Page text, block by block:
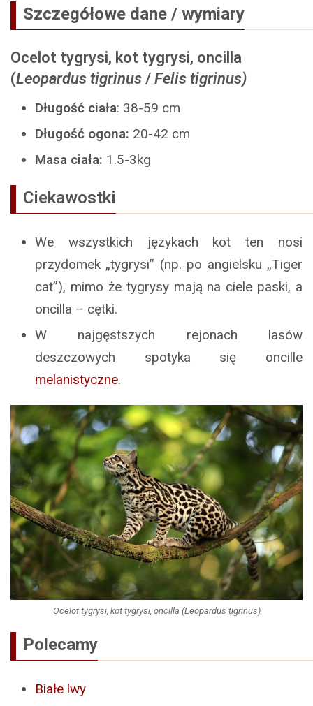
Szczegółowe dane / wymiary
Ocelot tygrysi, kot tygrysi, oncilla
(Leopardus tigrinus / Felis tigrinus)
Długość ciała: 38-59 cm
Długość ogona: 20-42 cm
Masa ciała: 1.5-3kg
Ciekawostki
We wszystkich językach kot ten nosi
przydomek „tygrysi” (np. po angielsku „Tiger
cat”), mimo że tygrysy mają na ciele paski, a
oncilla – cętki.
W najgęstszych rejonach lasów
deszczowych spotyka się oncille
melanistyczne.
Ocelot tygrysi, kot tygrysi, oncilla (Leopardus tigrinus)
Polecamy
Białe lwy